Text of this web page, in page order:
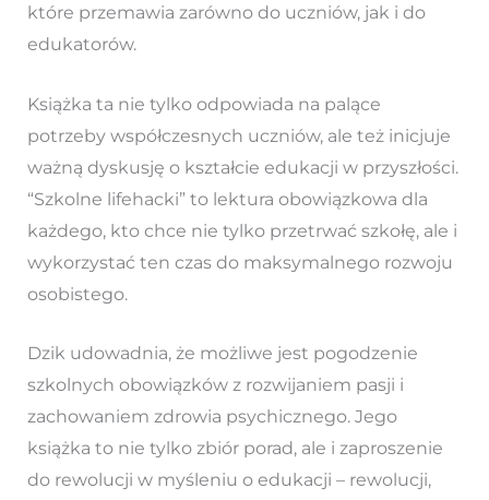
które przemawia zarówno do uczniów, jak i do
edukatorów.
Książka ta nie tylko odpowiada na palące
potrzeby współczesnych uczniów, ale też inicjuje
ważną dyskusję o kształcie edukacji w przyszłości.
“Szkolne lifehacki” to lektura obowiązkowa dla
każdego, kto chce nie tylko przetrwać szkołę, ale i
wykorzystać ten czas do maksymalnego rozwoju
osobistego.
Dzik udowadnia, że możliwe jest pogodzenie
szkolnych obowiązków z rozwijaniem pasji i
zachowaniem zdrowia psychicznego. Jego
książka to nie tylko zbiór porad, ale i zaproszenie
do rewolucji w myśleniu o edukacji – rewolucji,